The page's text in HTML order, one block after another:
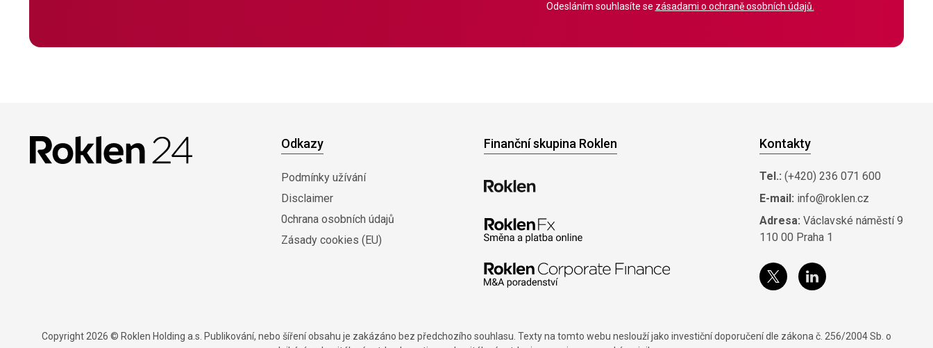
Odesláním souhlasíte se zásadami o ochraně osobních údajů.
Odkazy
Podmínky užívání
Disclaimer
0chrana osobních údajů
Zásady cookies (EU)
Finanční skupina Roklen Kontakty
Tel.: (+420) 236 071 600
E-mail: info@roklen.cz
Adresa: Václavské náměstí 9
110 00 Praha 1
Copyright 2026 © Roklen Holding a.s. Publikování, nebo šíření obsahu je zakázáno bez předchozího souhlasu. Texty na tomto webu neslouží jako investiční doporučení dle zákona č. 256/2004 Sb. o